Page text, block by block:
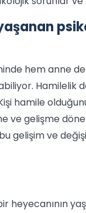
hem anne
hamile
ve gelişme
gelişim ve
heyecanının